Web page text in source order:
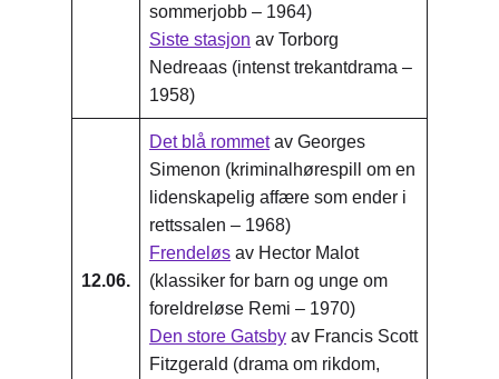
sommerjobb – 1964)
Siste stasjon av Torborg
Nedreaas (intenst trekantdrama –
1958)
12.06.
Det blå rommetav Georges
Simenon (kriminalhørespill om en
lidenskapelig affære som ender i
rettssalen – 1968)
Frendeløs av Hector Malot
(klassiker for barn og unge om
foreldreløse Remi – 1970)
Den store Gatsby av Francis Scott
Fitzgerald (drama om rikdom,